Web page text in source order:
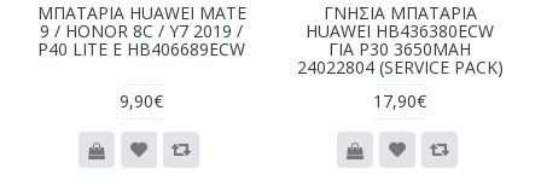
MΠΑΤΑΡΙΑ HUAWEI MATE
9 / HONOR 8C / Y7 2019 /
P40 LITE E HB406689ECW
9,90€
ΓΝΗΣΙΑ ΜΠΑΤΑΡΙΑ
HUAWEI HB436380ECW
ΓΙΑ P30 3650MAH
24022804 (SERVICE PACK)
17,90€